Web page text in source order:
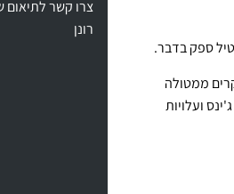
ספק בדבר.
ממטולה
ועלויות
רונן